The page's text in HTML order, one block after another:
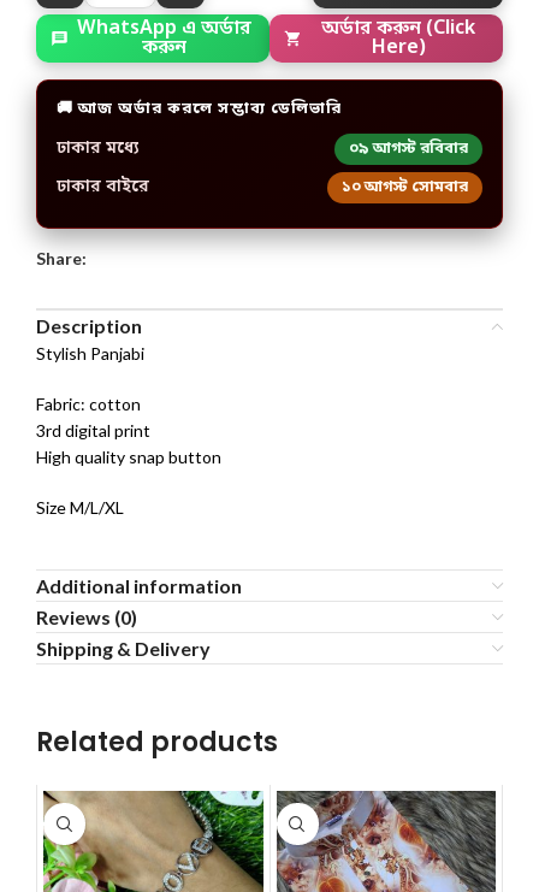
WhatsApp এ অর্ডার
করুন
অর্ডার করুন (Click
Here)
🚚 আজ অর্ডার করলে সম্ভাব্য ডেলিভারি
ঢাকার মধ্যে ০৯ আগস্ট রবিবার
ঢাকার বাইরে ১০ আগস্ট সোমবার
Share:
Description
Stylish Panjabi
Fabric: cotton
3rd digital print
High quality snap button
Size M/L/XL
Additional information
Reviews (0)
Shipping & Delivery
Related products